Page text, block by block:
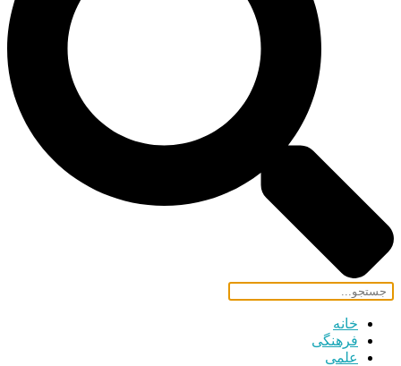
خانه
فرهنگی
علمی